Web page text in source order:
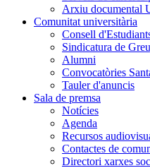
Arxiu documental
Comunitat universitària
Consell
Sindicatura de
Alumni
Convocatòries
Tauler d'anuncis
Sala de premsa
Notícies
Agenda
Recursos
Contactes de
Directori xarxes